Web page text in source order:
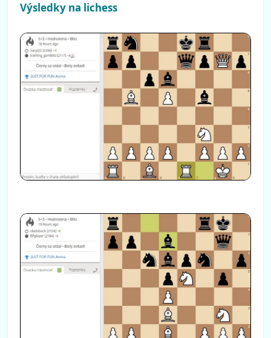
Výsledky na lichess